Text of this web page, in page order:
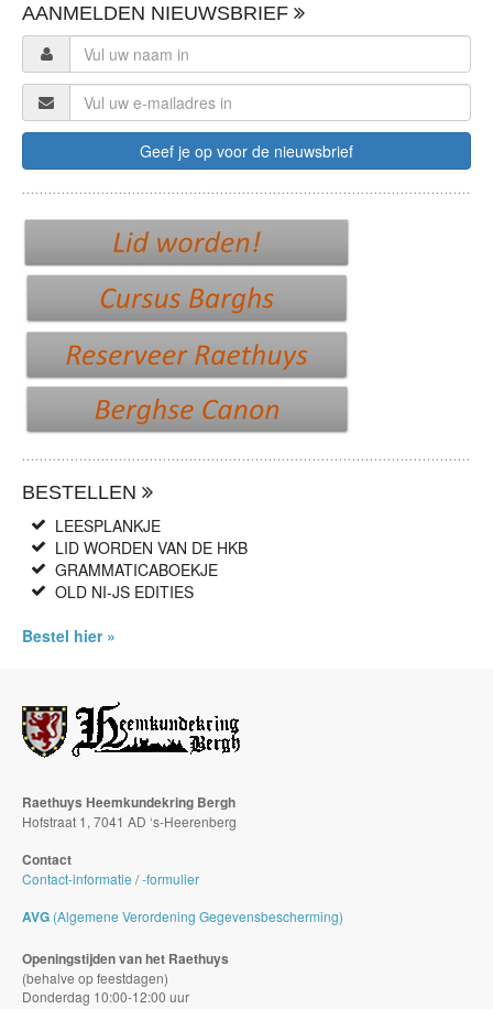
AANMELDEN NIEUWSBRIEF
BESTELLEN
LEESPLANKJE
LID WORDEN VAN DE HKB
GRAMMATICABOEKJE
OLD NI-JS EDITIES
Bestel hier »
Raethuys Heemkundekring Bergh
Hofstraat 1, 7041 AD ‘s-Heerenberg
Contact
Contact-informatie /-formulier
AVG (Algemene Verordening Gegevensbescherming)
Openingstijden van het Raethuys
(behalve op feestdagen)
Donderdag 10:00-12:00 uur